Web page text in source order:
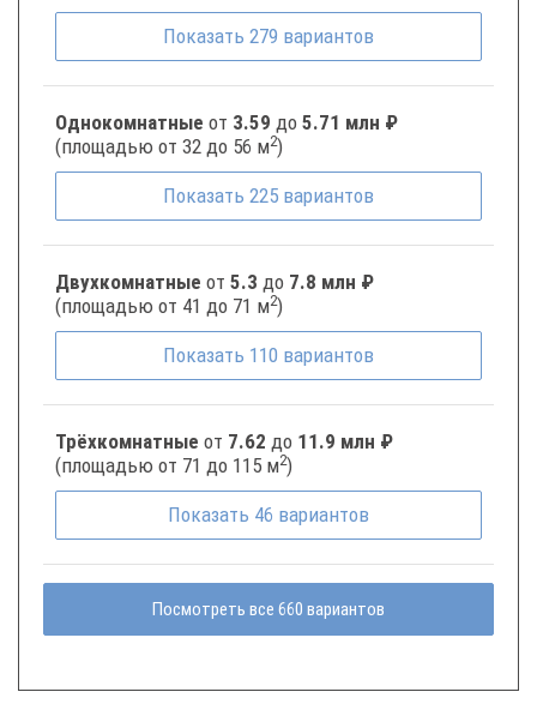
Показать 279 вариантов
Однокомнатные от 3.59 до 5.71 млн ₽
(площадью от 32 до 56 м2)
Показать 225 вариантов
Двухкомнатные от 5.3 до 7.8 млн ₽
(площадью от 41 до 71 м2)
Показать 110 вариантов
Трёхкомнатные от 7.62 до 11.9 млн ₽
(площадью от 71 до 115 м2)
Показать 46 вариантов
Посмотреть все 660 вариантов